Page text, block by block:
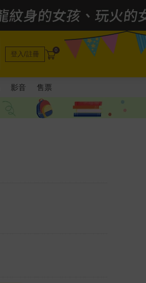
登入/註冊 0
影音 售票